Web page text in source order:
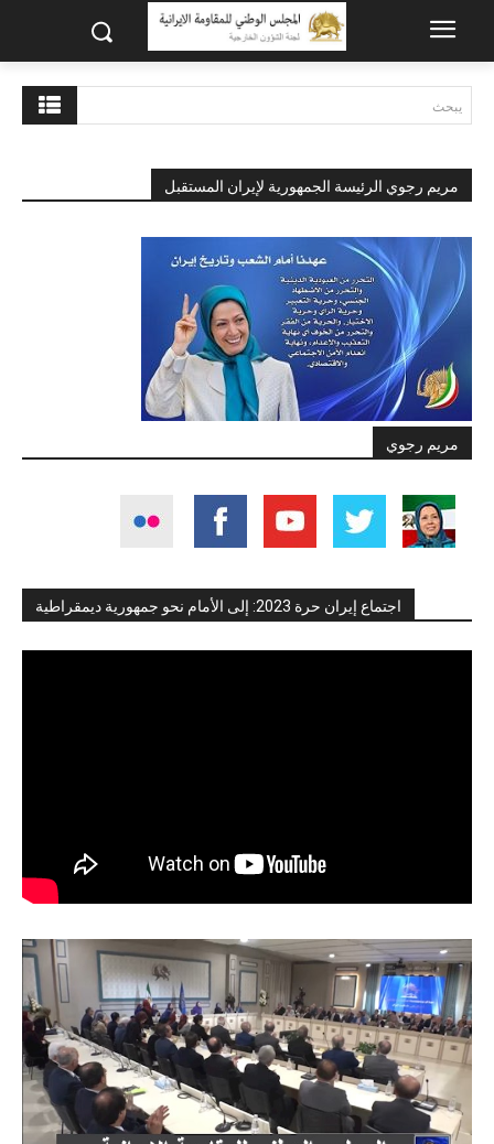
يبحث
مريم رجوي الرئيسة الجمهورية لإيران المستقبل
مريم رجوي
اجتماع إيران حرة 2023: إلى الأمام نحو جمهورية ديمقراطية